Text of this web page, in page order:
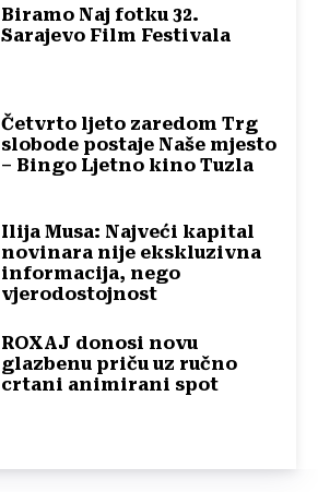
Biramo Naj fotku 32.
Sarajevo Film Festivala
Četvrto ljeto zaredom Trg
slobode postaje Naše mjesto
– Bingo Ljetno kino Tuzla
Ilija Musa: Najveći kapital
novinara nije ekskluzivna
informacija, nego
vjerodostojnost
ROXAJ donosi novu
glazbenu priču uz ručno
crtani animirani spot